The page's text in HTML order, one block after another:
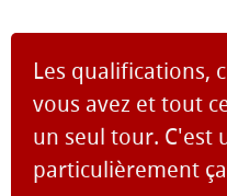
Les qualifications,
vous avez et tout
un seul tour. C'est
particulièrement